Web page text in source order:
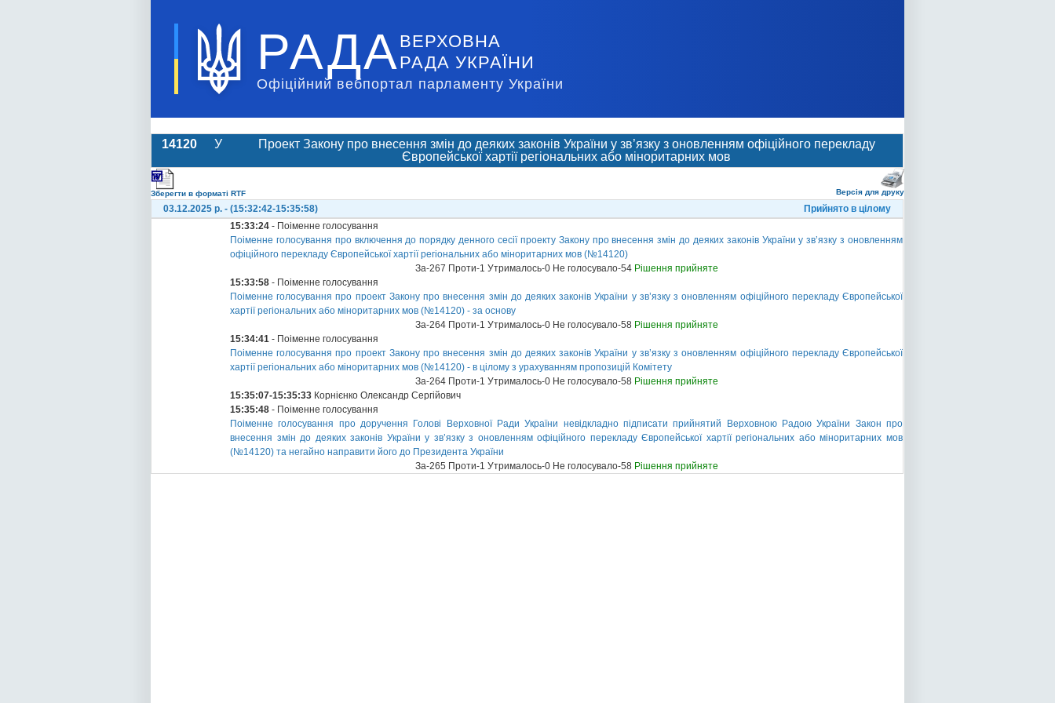
РАДА ВЕРХОВНА
РАДА УКРАЇНИ
Офіційний вебпортал парламенту України
14120 У
Проект Закону про внесення змін до деяких законів України у зв’язку з оновленням офіційного перекладу
Європейської хартії регіональних або міноритарних мов
Зберегти в форматі RTF Версія для друку
03.12.2025 р. - (15:32:42-15:35:58)
Прийнято в цілому
15:33:24 - Поіменне голосування
Поіменне голосування про включення до порядку денного сесії проекту Закону про внесення змін до деяких законів України у зв’язку з оновленням
офіційного перекладу Європейської хартії регіональних або міноритарних мов (№14120)
За-267 Проти-1 Утрималось-0 Не голосувало-54 Рішення прийняте
15:33:58 - Поіменне голосування
Поіменне голосування про проект Закону про внесення змін до деяких законів України у зв’язку з оновленням офіційного перекладу Європейської
хартії регіональних або міноритарних мов (№14120) - за основу
За-264 Проти-1 Утрималось-0 Не голосувало-58 Рішення прийняте
15:34:41 - Поіменне голосування
Поіменне голосування про проект Закону про внесення змін до деяких законів України у зв’язку з оновленням офіційного перекладу Європейської
хартії регіональних або міноритарних мов (№14120) - в цілому з урахуванням пропозицій Комітету
За-264 Проти-1 Утрималось-0 Не голосувало-58 Рішення прийняте
15:35:07-15:35:33 Корнієнко Олександр Сергійович
15:35:48 - Поіменне голосування
Поіменне голосування про доручення Голові Верховної Ради України невідкладно підписати прийнятий Верховною Радою України Закон про
внесення змін до деяких законів України у зв’язку з оновленням офіційного перекладу Європейської хартії регіональних або міноритарних мов
(№14120) та негайно направити його до Президента України
За-265 Проти-1 Утрималось-0 Не голосувало-58 Рішення прийняте